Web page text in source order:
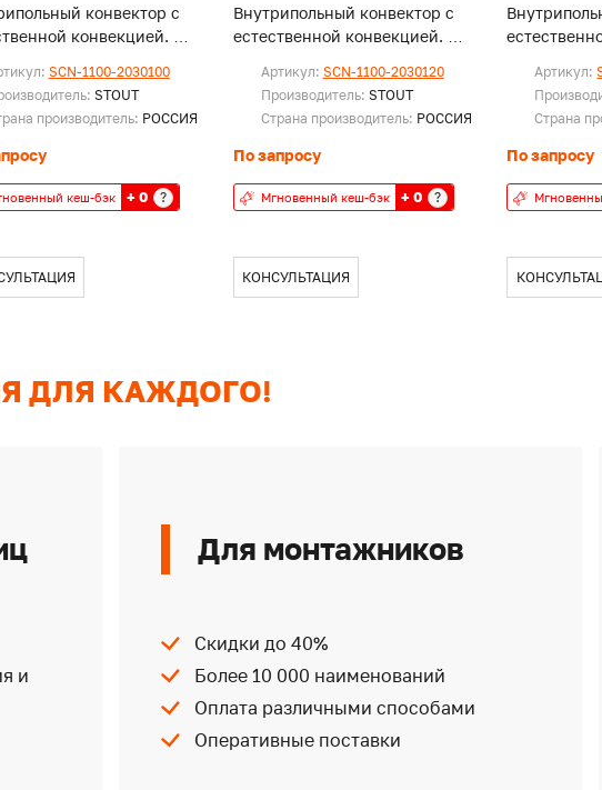
конвектор с
конвекцией. С
SCN-1100-2030100
STOUT
производитель: РОССИЯ
кеш-бэк + 0 ?
Внутрипольный конвектор с
естественной конвекцией. С
Артикул: SCN-1100-2030120
Производитель: STOUT
Страна производитель: РОССИЯ
По запросу
Мгновенный кеш-бэк + 0 ?
КОНСУЛЬТАЦИЯ
Артикул:
Страна
По запросу
ДЛЯ КАЖДОГО!
и
Для монтажников
Скидки до 40%
Более 10 000 наименований
Оплата различными способами
Оперативные поставки